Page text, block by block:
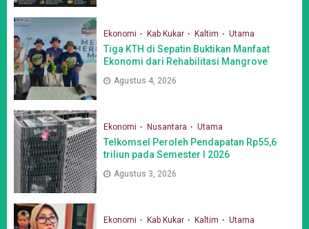
Ekonomi Kab Kukar Kaltim Utama
Tiga KTH di Sepatin Buktikan Manfaat
Ekonomi dari Rehabilitasi Mangrove
Agustus 4, 2026
Ekonomi Nusantara Utama
Telkomsel Peroleh Pendapatan Rp55,6
triliun pada Semester I 2026
Agustus 3, 2026
Ekonomi Kab Kukar Kaltim Utama